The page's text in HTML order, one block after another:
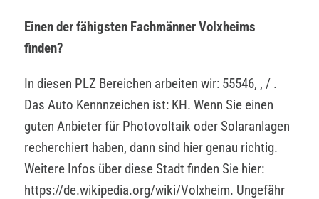
Einen der fähigsten Fachmänner Volxheims
finden?
In diesen PLZ Bereichen arbeiten wir: 55546, , / .
Das Auto Kennnzeichen ist: KH. Wenn Sie einen
guten Anbieter für Photovoltaik oder Solaranlagen
recherchiert haben, dann sind hier genau richtig.
Weitere Infos über diese Stadt finden Sie hier:
https://de.wikipedia.org/wiki/Volxheim. Ungefähr